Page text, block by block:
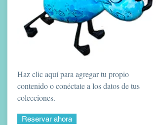
Haz clic aquí para agregar tu propio
contenido o conéctate a los datos de tus
colecciones.
Reservar ahora